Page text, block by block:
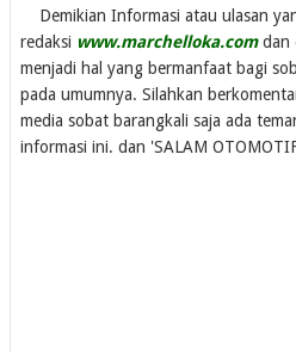
Demikian Informasi atau ulasan
redaksi www.marchelloka.comdan
menjadi hal yang bermanfaat bagi
pada umumnya. Silahkan
media sobat barangkali saja ada
informasi ini. dan 'SALAM